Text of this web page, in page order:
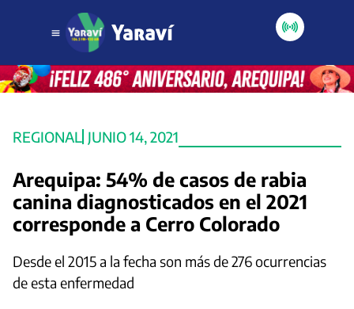
REGIONAL JUNIO 14, 2021
Arequipa: 54% de casos de rabia
canina diagnosticados en el 2021
corresponde a Cerro Colorado
Desde el 2015 a la fecha son más de 276 ocurrencias
de esta enfermedad